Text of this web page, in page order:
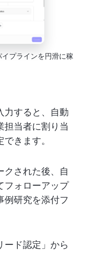
プラインを円滑に稼
力すると、自動
担当者に割り当
きます。
クされた後、自
フォローアップ
例研究を添付フ
ード認定」から